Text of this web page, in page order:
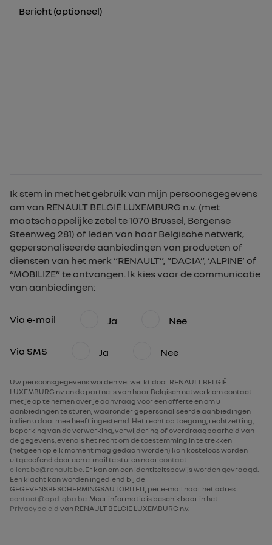
Bericht (optioneel)
Ik stem in met het gebruik van mijn persoonsgegevens
om van RENAULT BELGIË LUXEMBURG n.v. (met
maatschappelijke zetel te 1070 Brussel, Bergense
Steenweg 281) of leden van haar Belgische netwerk,
gepersonaliseerde aanbiedingen van producten of
diensten van het merk “RENAULT”, “DACIA”, ‘ALPINE’ of
“MOBILIZE” te ontvangen. Ik kies voor de communicatie
van aanbiedingen:
Via e-mail Ja Nee
Via SMS Ja Nee
Uw persoonsgegevens worden verwerkt door RENAULT BELGIË
LUXEMBURG nv en de partners van haar Belgisch netwerk om contact
met je op te nemen over je aanvraag voor een offerte en om u
aanbiedingen te sturen, waaronder gepersonaliseerde aanbiedingen
indien u daarmee heeft ingestemd. Het recht op toegang, rechtzetting,
beperking van de verwerking, verwijdering of overdraagbaarheid van
de gegevens, evenals het recht om de toestemming in te trekken
(hetgeen op elk moment mag gedaan worden) kan kosteloos worden
uitgeoefend door een e-mail te sturen naar contact-
client.be@renault.be. Er kan om een identiteitsbewijs worden gevraagd.
Een klacht kan worden ingediend bij de
GEGEVENSBESCHERMINGSAUTORITEIT, per e-mail naar het adres
contact@apd-gba.be. Meer informatie is beschikbaar in het
Privacybeleid van RENAULT BELGIË LUXEMBURG n.v.